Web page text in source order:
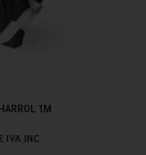
1M
IVA INC.